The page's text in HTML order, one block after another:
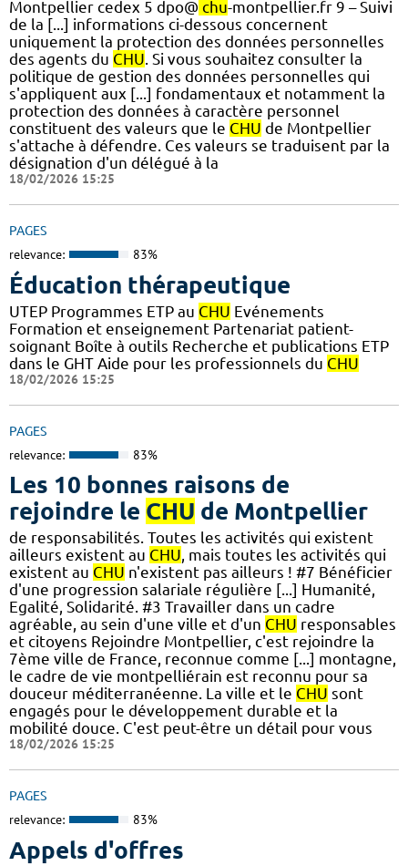
Montpellier cedex 5 dpo@ chu-montpellier.fr 9 – Suivi
de la [...] informations ci-dessous concernent
uniquement la protection des données personnelles
des agents du CHU. Si vous souhaitez consulter la
politique de gestion des données personnelles qui
s'appliquent aux [...] fondamentaux et notamment la
protection des données à caractère personnel
constituent des valeurs que le CHU de Montpellier
s'attache à défendre. Ces valeurs se traduisent par la
désignation d'un délégué à la
18/02/2026 15:25
PAGES
relevance: 83%
Éducation thérapeutique
UTEP Programmes ETP au CHU Evénements
Formation et enseignement Partenariat patient-
soignant Boîte à outils Recherche et publications ETP
dans le GHT Aide pour les professionnels du CHU
18/02/2026 15:25
PAGES
relevance: 83%
Les 10 bonnes raisons de
rejoindre le CHU de Montpellier
de responsabilités. Toutes les activités qui existent
ailleurs existent au CHU, mais toutes les activités qui
existent au CHU n'existent pas ailleurs ! #7 Bénéficier
d'une progression salariale régulière [...] Humanité,
Egalité, Solidarité. #3 Travailler dans un cadre
agréable, au sein d'une ville et d'un CHU responsables
et citoyens Rejoindre Montpellier, c'est rejoindre la
7ème ville de France, reconnue comme [...] montagne,
le cadre de vie montpelliérain est reconnu pour sa
douceur méditerranéenne. La ville et le CHU sont
engagés pour le développement durable et la
mobilité douce. C'est peut-être un détail pour vous
18/02/2026 15:25
PAGES
relevance: 83%
Appels d'offres